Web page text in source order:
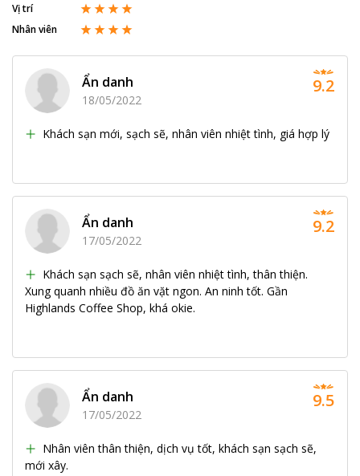
Vị trí
Nhân viên
Ẩn danh
18/05/2022
Khách sạn mới, sạch sẽ, nhân viên nhiệt tình, giá hợp lý
9.2
Ẩn danh
17/05/2022
Khách sạn sạch sẽ, nhân viên nhiệt tình, thân thiện.
Xung quanh nhiều đồ ăn vặt ngon. An ninh tốt. Gần
Highlands Coffee Shop, khá okie.
9.2
Ẩn danh
17/05/2022
Nhân viên thân thiện, dịch vụ tốt, khách sạn sạch sẽ,
mới xây.
9.5